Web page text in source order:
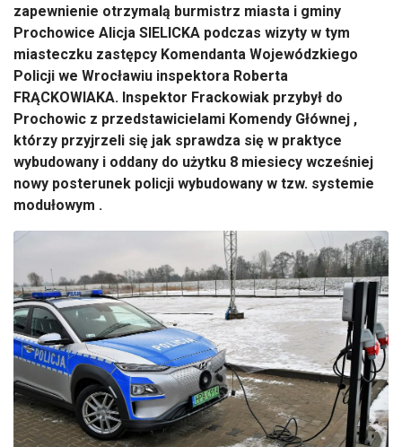
zapewnienie otrzymalą burmistrz miasta i gminy
Prochowice Alicja SIELICKA podczas wizyty w tym
miasteczku zastępcy Komendanta Wojewódzkiego
Policji we Wrocławiu inspektora Roberta
FRĄCKOWIAKA. Inspektor Frackowiak przybył do
Prochowic z przedstawicielami Komendy Głównej ,
którzy przyjrzeli się jak sprawdza się w praktyce
wybudowany i oddany do użytku 8 miesiecy wcześniej
nowy posterunek policji wybudowany w tzw. systemie
modułowym .